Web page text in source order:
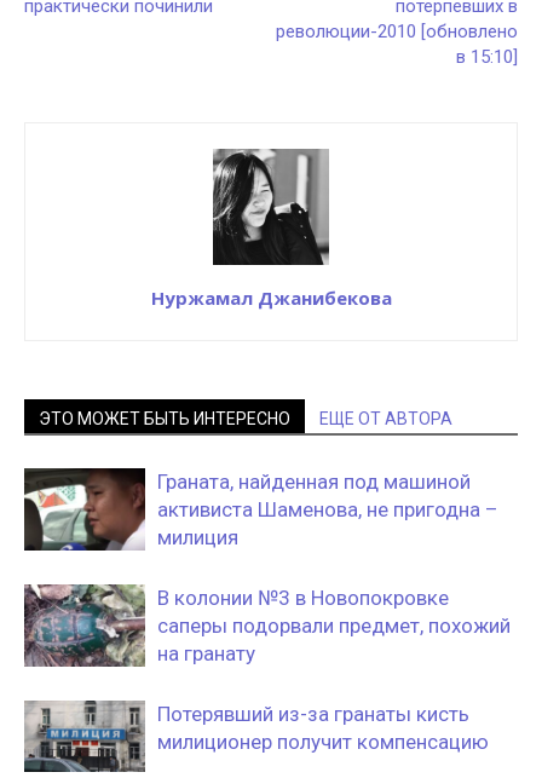
практически починили
потерпевших в
революции-2010 [обновлено
в 15:10]
Нуржамал Джанибекова
ЭТО МОЖЕТ БЫТЬ ИНТЕРЕСНО ЕЩЕ ОТ АВТОРА
Граната, найденная под машиной
активиста Шаменова, не пригодна –
милиция
В колонии №3 в Новопокровке
саперы подорвали предмет, похожий
на гранату
Потерявший из-за гранаты кисть
милиционер получит компенсацию